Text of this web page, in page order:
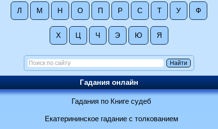
Л М Н О П Р С Т У Ф
Х Ц Ч Э Ю Я
Гадания онлайн
Гадания по Книге судеб
Екатерининское гадание с толкованием